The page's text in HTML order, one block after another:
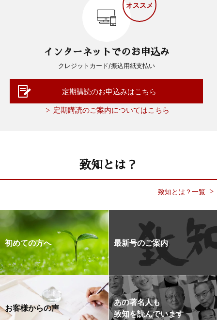
オススメ
インターネットでのお申込み
クレジットカード/振込用紙支払い
定期購読のお申込みはこちら
定期購読のご案内についてはこちら
致知とは？
致知とは？一覧
初めての方へ 最新号のご案内
お客様からの声
あの著名人も
致知を読んでいます